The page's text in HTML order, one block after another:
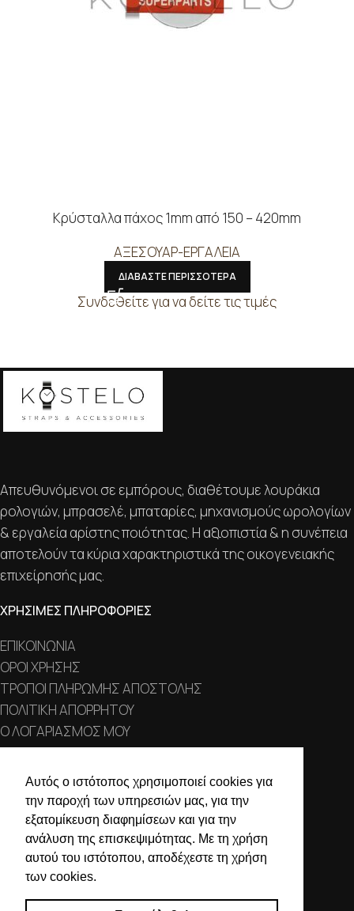
Αυτός ο ιστότοπος χρησιμοποιεί cookies για
την παροχή των υπηρεσιών μας, για την
εξατομίκευση διαφημίσεων και για την
ανάλυση της επισκεψιμότητας. Με τη χρήση
αυτού του ιστότοπου, αποδέχεστε τη χρήση
των cookies.
Κρύσταλλα πάχος 1mm από 150 – 420mm
ΑΞΕΣΟΥΑΡ-ΕΡΓΑΛΕΙΑ
ΔΙΑΒΑΣΤΕ ΠΕΡΙΣΣΟΤΕΡΑ
Συνδεθείτε για να δείτε τις τιμές
Απευθυνόμενοι σε εμπόρους, διαθέτουμε λουράκια
ρολογιών, μπρασελέ, μπαταρίες, μηχανισμούς ωρολογίων
& εργαλεία αρίστης ποιότητας. Η αξιοπιστία & η συνέπεια
αποτελούν τα κύρια χαρακτηριστικά της οικογενειακής
επιχείρησής μας.
ΧΡΗΣΙΜΕΣ ΠΛΗΡΟΦΟΡΙΕΣ
ΕΠΙΚΟΙΝΩΝΙΑ
ΟΡΟΙ ΧΡΗΣΗΣ
ΤΡΟΠΟΙ ΠΛΗΡΩΜΗΣ ΑΠΟΣΤΟΛΗΣ
ΠΟΛΙΤΙΚΗ ΑΠΟΡΡΗΤΟΥ
Ο ΛΟΓΑΡΙΑΣΜΟΣ ΜΟΥ
Χαλκιδικής 19, 546 43,
Θεσσαλονίκη
2310 839 188
2310 850 606